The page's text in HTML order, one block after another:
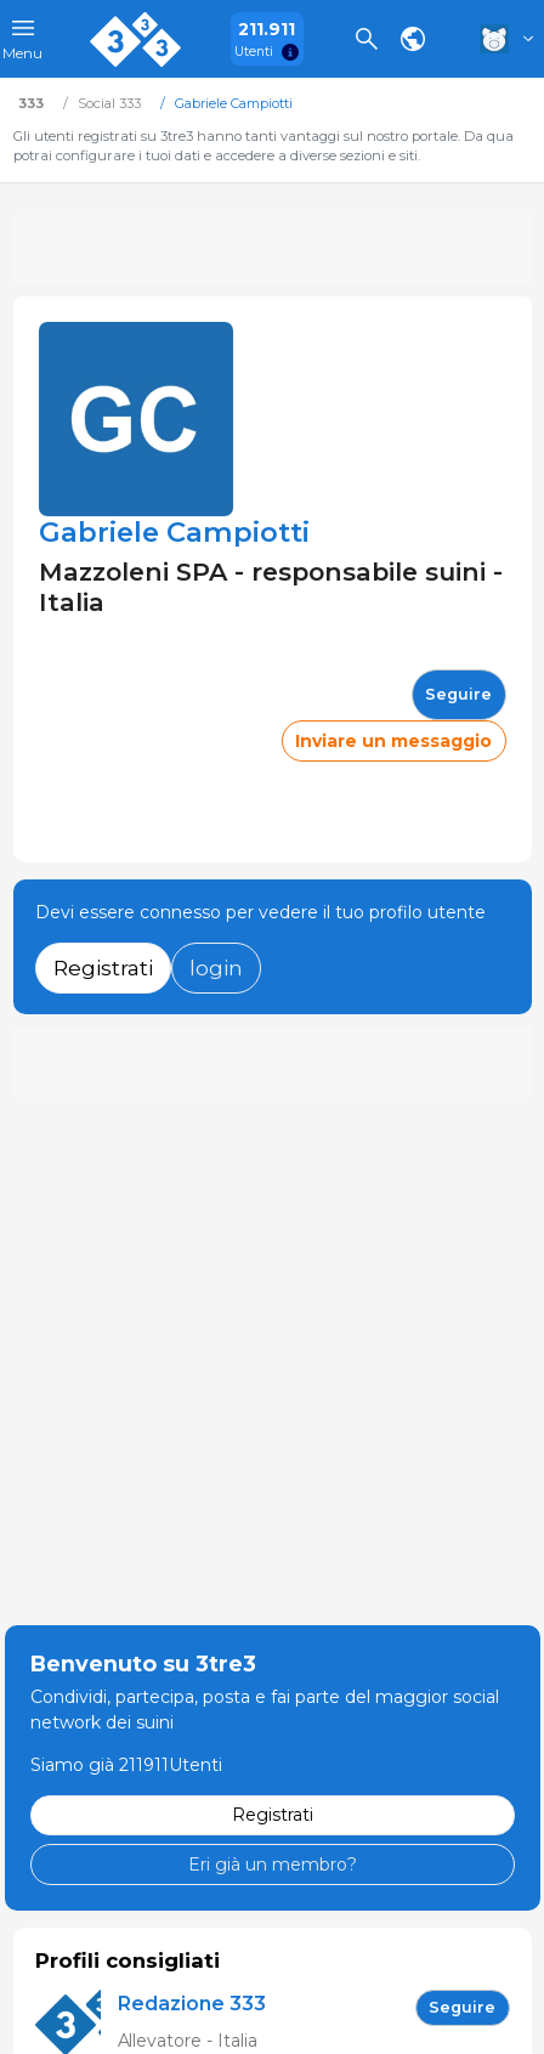
Menu
211.911
Utenti
333 Social 333
Gabriele Campiotti
Gli utenti registrati su 3tre3 hanno tanti vantaggi sul nostro portale. Da qua
potrai configurare i tuoi dati e accedere a diverse sezioni e siti.
Gabriele Campiotti
Mazzoleni SPA - responsabile suini -
Italia
Seguire
Inviare un messaggio
Devi essere connesso per vedere il tuo profilo utente
Registrati login
Benvenuto su 3tre3
Condividi, partecipa, posta e fai parte del maggior social
network dei suini
Siamo già 211911Utenti
Registrati
Eri già un membro?
Profili consigliati
Redazione 333 Seguire
Allevatore - Italia